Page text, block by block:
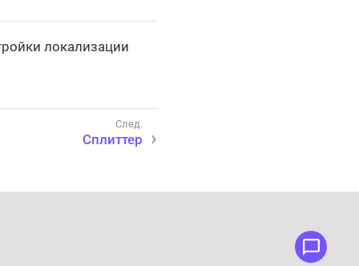
локализации
Сплиттер